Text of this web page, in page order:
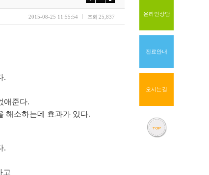
2015-08-25 11:55:54 조회 25,837
.
애준다.
해소하는데 효과가 있다.
.
고
온라인상담
진료안내
오시는길